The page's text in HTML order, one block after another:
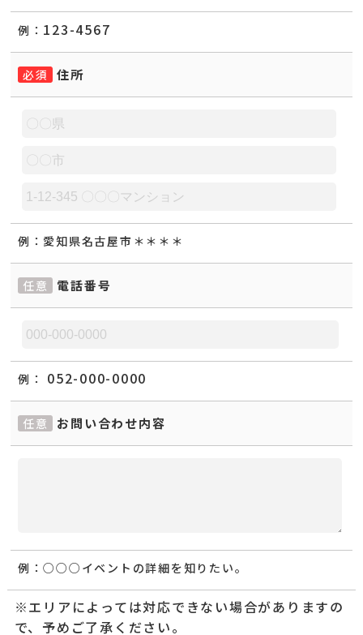
例： 123-4567
必須 住所
例： 愛知県名古屋市＊＊＊＊
任意 電話番号
例： 052-000-0000
任意 お問い合わせ内容
例：○○○イベントの詳細を知りたい。
※エリアによっては対応できない場合がありますの
で、予めご了承ください。